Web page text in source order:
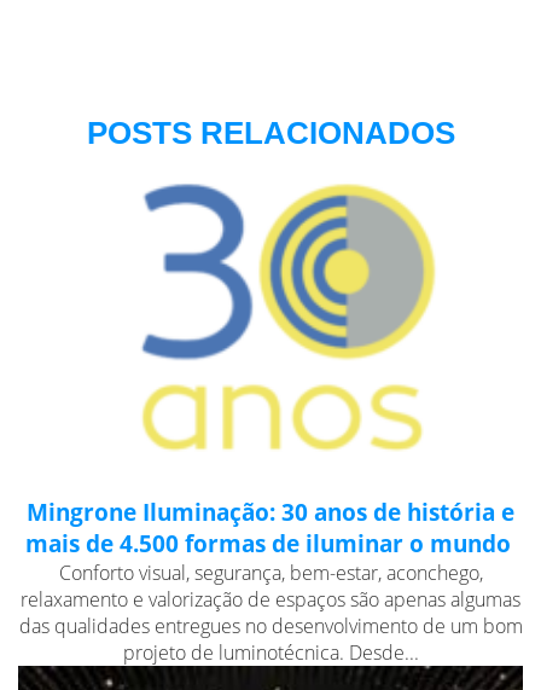
POSTS RELACIONADOS
Mingrone Iluminação: 30 anos de história e
mais de 4.500 formas de iluminar o mundo
Conforto visual, segurança, bem-estar, aconchego,
relaxamento e valorização de espaços são apenas algumas
das qualidades entregues no desenvolvimento de um bom
projeto de luminotécnica. Desde...